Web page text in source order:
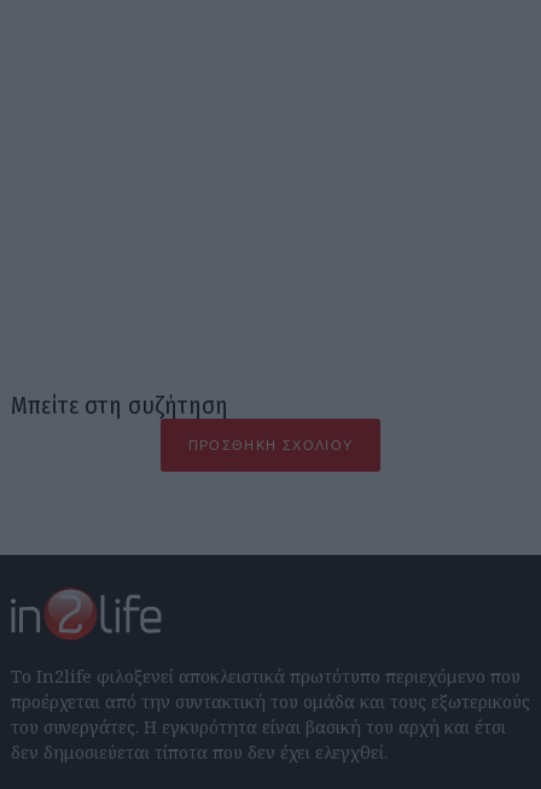
Μπείτε στη συζήτηση
ΠΡΟΣΘΉΚΗ ΣΧΟΛΊΟΥ
Το In2life φιλοξενεί αποκλειστικά πρωτότυπο περιεχόμενο που
προέρχεται από την συντακτική του ομάδα και τους εξωτερικούς
του συνεργάτες. Η εγκυρότητα είναι βασική του αρχή και έτσι
δεν δημοσιεύεται τίποτα που δεν έχει ελεγχθεί.